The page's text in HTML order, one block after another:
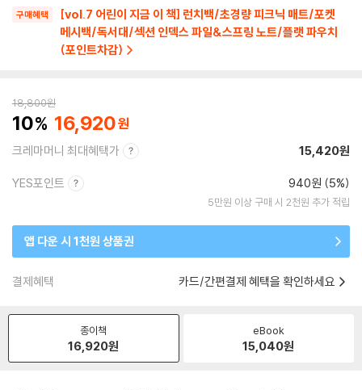
구매혜택
[vol.7 어린이 지금 이 책] 런치백/초경량 피크닉 매트/포켓
메시백/독서대/섹션 인덱스 파일&스프링 노트/플랫 파우치
(포인트차감)
18,800원
10 16,920
크레마머니 최대혜택가 15,420원
YES포인트 940원 (5%)
5만원 이상 구매 시 2천원 추가 적립
앱 다운 시 1천원 상품권
결제혜택 카드/간편결제 혜택을 확인하세요
종이책
16,920원
eBook
15,040원